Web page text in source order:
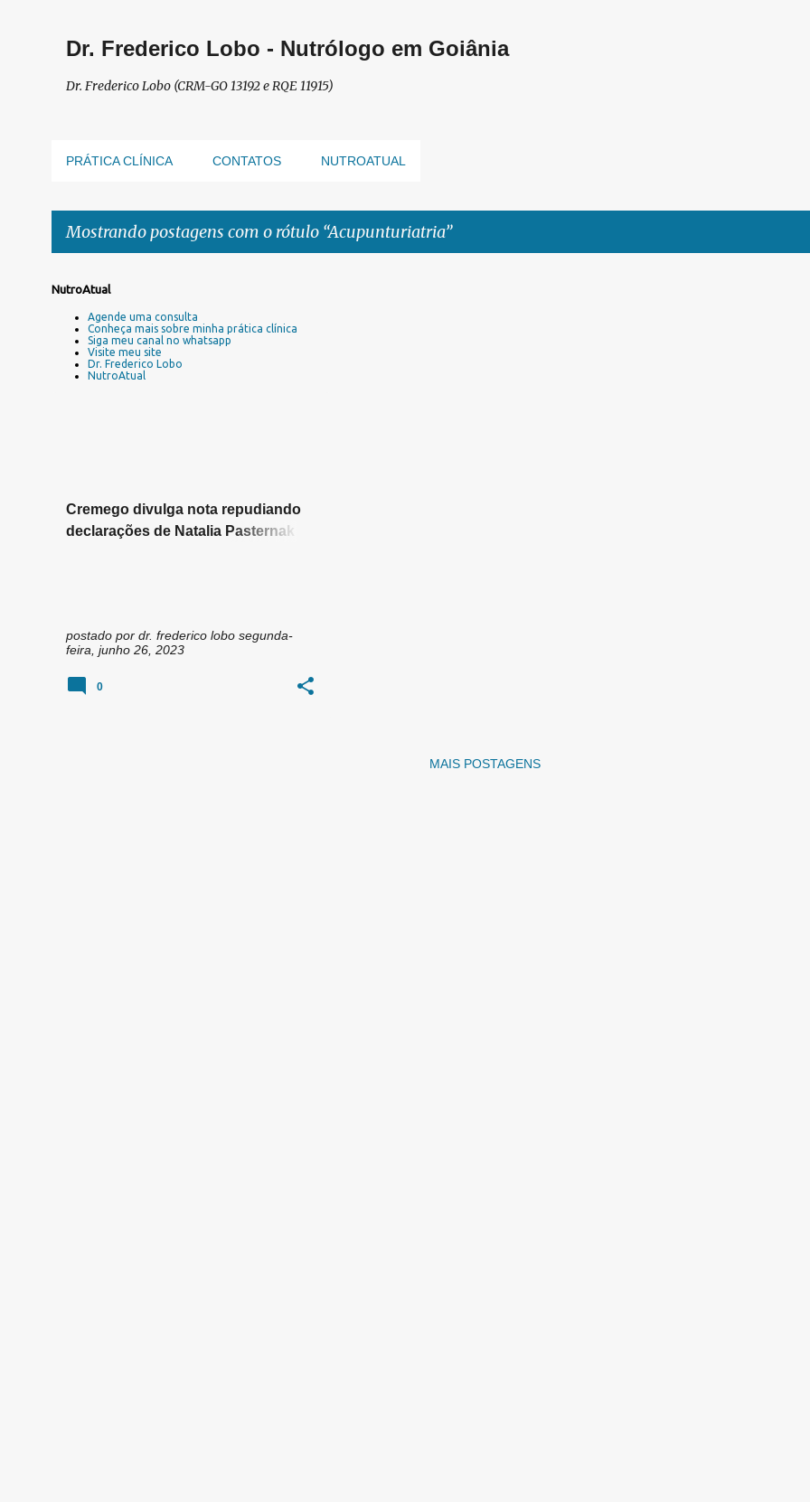
Dr. Frederico Lobo - Nutrólogo em Goiânia
Dr. Frederico Lobo (CRM-GO 13192 e RQE 11915)
PRÁTICA CLÍNICA CONTATOS NUTROATUAL
Mostrando postagens com o rótulo Acupunturiatria
P
NutroAtual
Agende uma consulta
Conheça mais sobre minha prática clínica
Siga meu canal no whatsapp
Visite meu site
Dr. Frederico Lobo
NutroAtual
Cremego divulga nota repudiando
declarações de Natalia Pasternak
postado por dr. frederico lobo segunda-
feira, junho 26, 2023
0
MAIS POSTAGENS